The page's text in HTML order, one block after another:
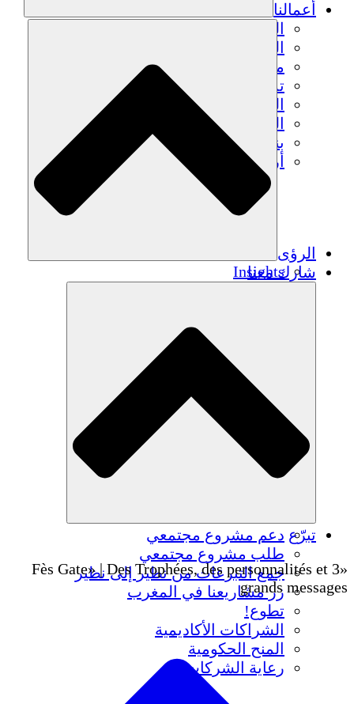
أعمالنا
الزراعة المستدامة
التعافي من الزلزال
مياه نظيفة
تمكين المرأة
الشباب والطلاب
الحفاظ على التراث الثقافي والحوار
بناء القدرات
أرصدة الكربون
الرؤى
Insights
شارك معنا
دعم مشروع مجتمعي
طلب مشروع مجتمعي
جمع التبرعات من نظير إلى نظير
زر مشاريعنا في المغرب
تطوع!
الشراكات الأكاديمية
المنح الحكومية
رعاية الشركات
تبرّع
«Fès Gate» | Des Trophées, des personnalités et 3
grands messages